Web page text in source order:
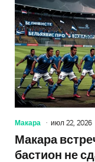
Макара июл 22, 2026
Макара
бастион не